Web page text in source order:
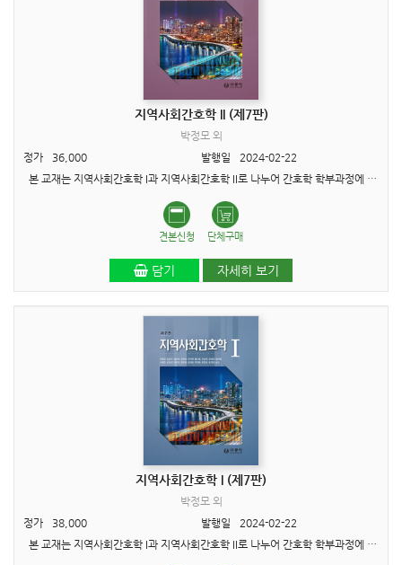
지역사회간호학 II (제7판)
박정모 외
정가
36,000 발행일
2024-02-22
본 교재는 지역사회간호학 I과 지역사회간호학 II로 나누어 간호학 학부과정에 필수적인 내용을 한국보건의료인 국가시험원에서 제시한 지역사회간호학 국가고시 교과목에 요구되는 대분류 및 영역..
견본신청 단체구매
담기 자세히 보기
지역사회간호학 I (제7판)
박정모 외
정가
38,000 발행일
2024-02-22
본 교재는 지역사회간호학 I과 지역사회간호학 II로 나누어 간호학 학부과정에 필수적인 내용을 한국보건의료인 국가시험원에서 제시한 지역사회간호학 국가고시 교과목에 요구되는 대분류 및 영역..